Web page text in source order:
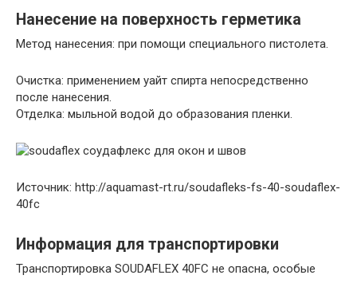
Нанесение на поверхность герметика
Метод нанесения: при помощи специального пистолета.
Очистка: применением уайт спирта непосредственно
после нанесения.
Отделка: мыльной водой до образования пленки.
Источник: http://aquamast-rt.ru/soudafleks-fs-40-soudaflex-
40fc
Информация для транспортировки
Транспортировка SOUDAFLEX 40FC не опасна, особые